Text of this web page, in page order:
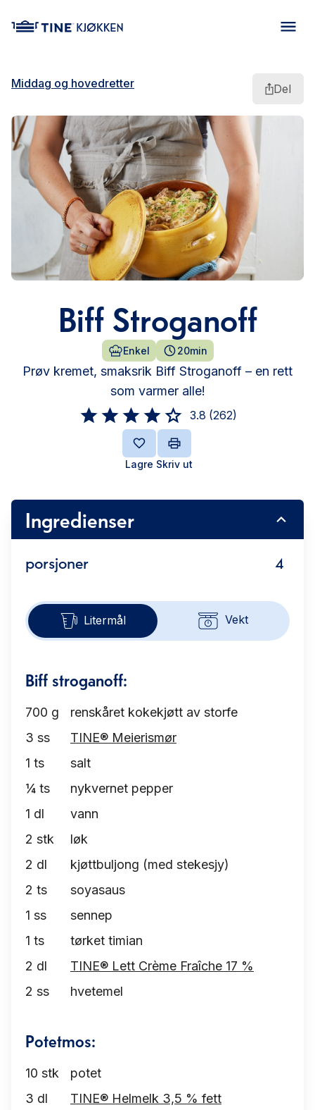
Middag og hovedretter Del
Biff Stroganoff
Enkel 20min
Prøv kremet, smaksrik Biff Stroganoff – en rett
som varmer alle!
3.8 (262)
Lagre Skriv ut
Ingredienser
porsjoner 4
Litermål Vekt
Biff stroganoff:
700 g
renskåret kokekjøtt av storfe
3 ss
TINE® Meierismør
1 ts
salt
¼ ts
nykvernet pepper
1 dl
vann
2 stk
løk
2 dl
kjøttbuljong (med stekesjy)
2 ts
soyasaus
1 ss
sennep
1 ts
tørket timian
2 dl
TINE® Lett Crème Fraîche 17 %
2 ss hvetemel
Potetmos:
10 stk
potet
3 dl
TINE® Helmelk 3,5 % fett